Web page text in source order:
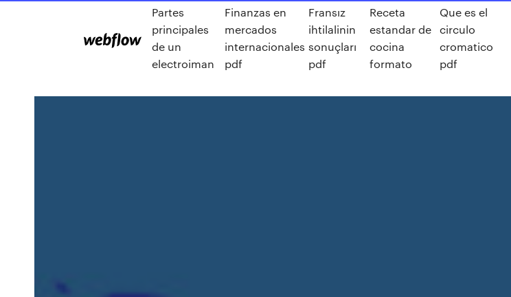
Partes
principales
de un
electroiman
Finanzas en
mercados
internacionales
pdf
Fransız
ihtilalinin
sonuçları
pdf
Receta
estandar de
cocina
formato
Que es el
circulo
cromatico
pdf